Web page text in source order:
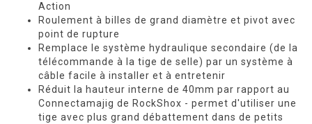
Action
Roulement à billes de grand diamètre et pivot avec
point de rupture
Remplace le système hydraulique secondaire (de la
télécommande à la tige de selle) par un système à
câble facile à installer et à entretenir
Réduit la hauteur interne de 40mm par rapport au
Connectamajig de RockShox - permet d'utiliser une
tige avec plus grand débattement dans de petits